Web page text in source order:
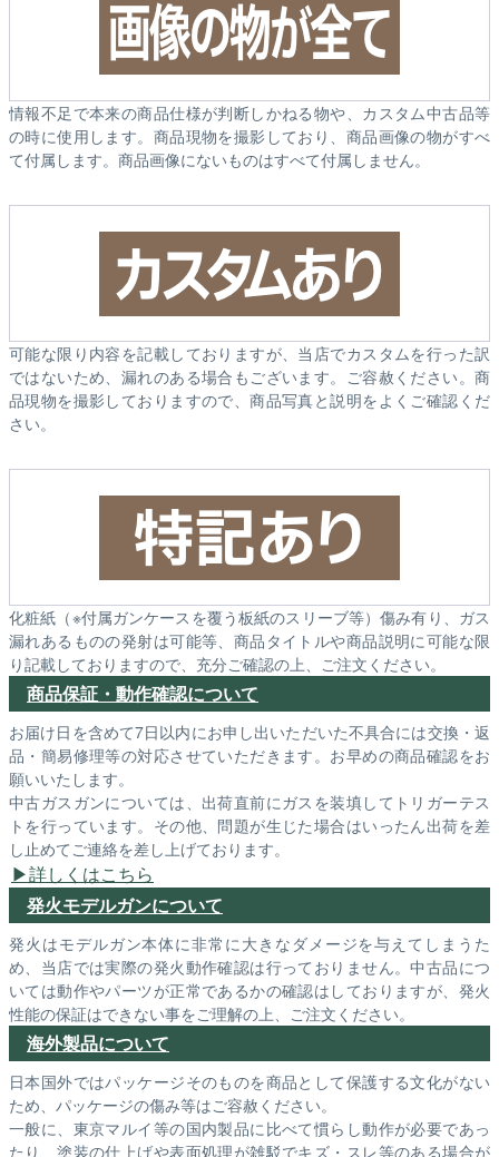
情報不足で本来の商品仕様が判断しかねる物や、カスタム中古品等
の時に使用します。商品現物を撮影しており、商品画像の物がすべ
て付属します。商品画像にないものはすべて付属しません。
可能な限り内容を記載しておりますが、当店でカスタムを行った訳
ではないため、漏れのある場合もございます。ご容赦ください。商
品現物を撮影しておりますので、商品写真と説明をよくご確認くだ
さい。
化粧紙（※付属ガンケースを覆う板紙のスリーブ等）傷み有り、ガス
漏れあるものの発射は可能等、商品タイトルや商品説明に可能な限
り記載しておりますので、充分ご確認の上、ご注文ください。
商品保証・動作確認について
お届け日を含めて7日以内にお申し出いただいた不具合には交換・返
品・簡易修理等の対応させていただきます。お早めの商品確認をお
願いいたします。
中古ガスガンについては、出荷直前にガスを装填してトリガーテス
トを行っています。その他、問題が生じた場合はいったん出荷を差
し止めてご連絡を差し上げております。
詳しくはこちら
発火モデルガンについて
発火はモデルガン本体に非常に大きなダメージを与えてしまうた
め、当店では実際の発火動作確認は行っておりません。中古品につ
いては動作やパーツが正常であるかの確認はしておりますが、発火
性能の保証はできない事をご理解の上、ご注文ください。
海外製品について
日本国外ではパッケージそのものを商品として保護する文化がない
ため、パッケージの傷み等はご容赦ください。
一般に、東京マルイ等の国内製品に比べて慣らし動作が必要であっ
たり、塗装の仕上げや表面処理が雑駁でキズ・スレ等のある場合が